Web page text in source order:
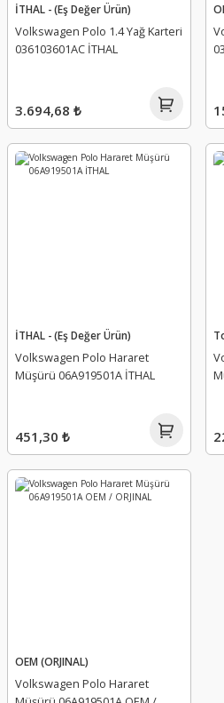
İTHAL - (Eş Değer Ürün)
Volkswagen Polo 1.4 Yağ Karteri
036103601AC İTHAL
3.694,68 ₺
İTHAL - (Eş Değer Ürün)
Volkswagen Polo Hararet
Müşürü 06A919501A İTHAL
451,30 ₺
OEM (ORJINAL)
Volkswagen Polo Hararet